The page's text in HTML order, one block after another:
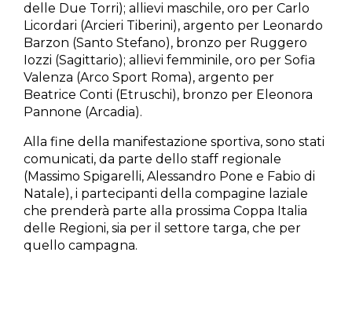
delle Due Torri); allievi maschile, oro per Carlo
Licordari (Arcieri Tiberini), argento per Leonardo
Barzon (Santo Stefano), bronzo per Ruggero
Iozzi (Sagittario); allievi femminile, oro per Sofia
Valenza (Arco Sport Roma), argento per
Beatrice Conti (Etruschi), bronzo per Eleonora
Pannone (Arcadia).
Alla fine della manifestazione sportiva, sono stati
comunicati, da parte dello staff regionale
(Massimo Spigarelli, Alessandro Pone e Fabio di
Natale), i partecipanti della compagine laziale
che prenderà parte alla prossima Coppa Italia
delle Regioni, sia per il settore targa, che per
quello campagna.